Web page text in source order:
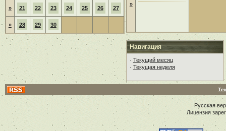
» 21 22 23 24 25 26 27
» 28 29 30
»
Навигация
· Текущий месяц
· Текущая неделя
Русская
Лицензия